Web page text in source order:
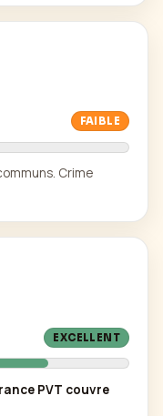
FAIBLE
Crime
EXCELLENT
PVT couvre